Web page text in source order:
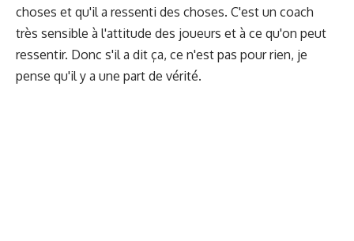
choses et qu'il a ressenti des choses. C'est un coach
très sensible à l'attitude des joueurs et à ce qu'on peut
ressentir. Donc s'il a dit ça, ce n'est pas pour rien, je
pense qu'il y a une part de vérité.